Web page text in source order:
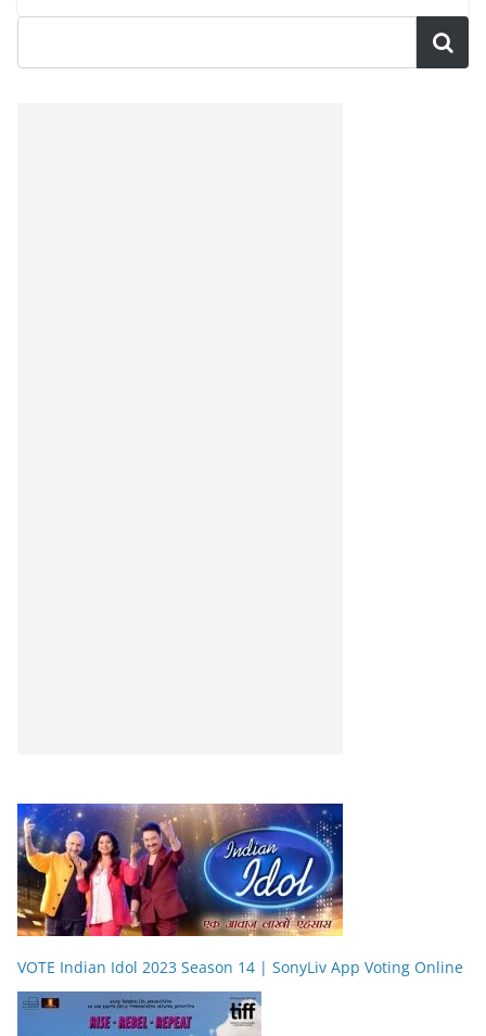
VOTE Indian Idol 2023 Season 14 | SonyLiv App Voting Online